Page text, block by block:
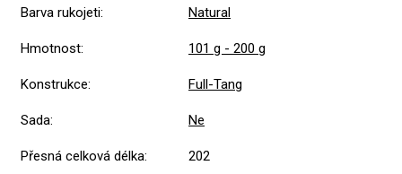
Barva rukojeti: Natural
Hmotnost: 101 g - 200 g
Konstrukce: Full-Tang
Sada: Ne
Přesná celková délka: 202